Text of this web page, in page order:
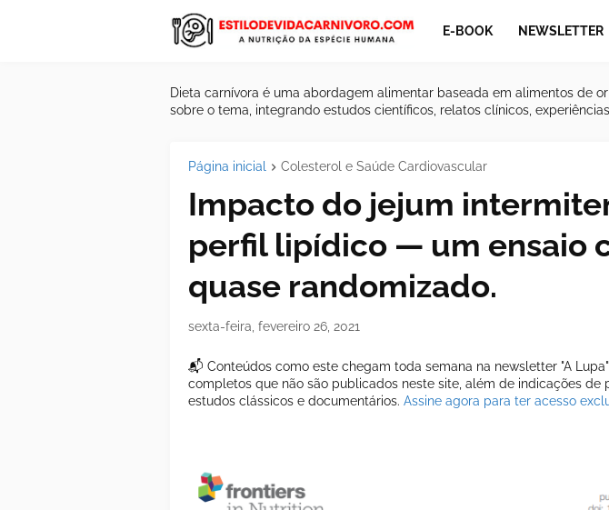
E-BOOK NEWSLETTER
Dieta carnívora é uma abordagem alimentar baseada em alimentos de
sobre o tema, integrando estudos científicos, relatos clínicos,
Página inicial Colesterol e Saúde Cardiovascular
Impacto do jejum
perfil lipídico — um ensaio
quase randomizado.
sexta-feira, fevereiro 26, 2021
📬 Conteúdos como este chegam toda semana na newsletter "A
completos que não são publicados neste site, além de indicações de
estudos clássicos e documentários. Assine agora para ter acesso